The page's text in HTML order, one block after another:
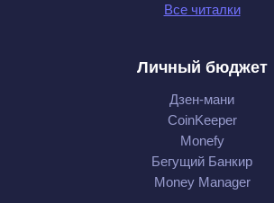
Все читалки
Личный бюджет
Дзен-мани
CoinKeeper
Monefy
Бегущий Банкир
Money Manager